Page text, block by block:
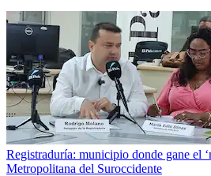
Registraduría: municipio donde gane el
Metropolitana del Suroccidente